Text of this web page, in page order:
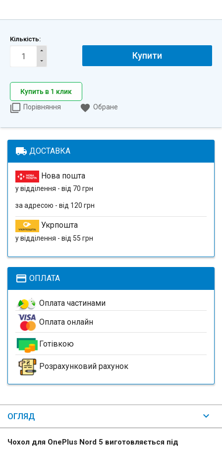
Кількість:
Купити
Купить в 1 клик
Порівняння
Обране
local_shipping ДОСТАВКА
Нова пошта
у відділення - від 70 грн
за адресою - від 120 грн
Укрпошта
у відділення - від 55 грн
payment ОПЛАТА
Оплата частинами
Оплата онлайн
Готівкою
Розрахунковий рахунок
ОГЛЯД
Чохол для OnePlus Nord 5 виготовляється під